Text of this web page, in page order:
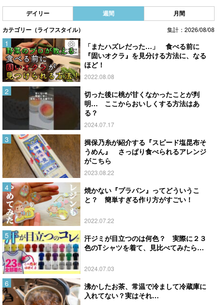
デイリー 週間 月間
カテゴリー（ライフスタイル） 集計：2026/08/08
「またハズレだった…」 食べる前に
『固いオクラ』を見分ける方法に、なる
ほど！
2022.08.08
切った後に桃が甘くなかったことが判
明… ここからおいしくする方法はあ
る？
2024.07.17
揖保乃糸が紹介する『スピード塩昆布そ
うめん』 さっぱり食べられるアレンジ
がこちら
2023.08.22
焼かない『プラバン』ってどういうこ
と？ 簡単すぎる作り方がすごい！
2022.07.22
汗ジミが目立つのは何色？ 実際に２３
色のTシャツを着て、見比べてみたら…
2024.07.03
沸かしたお茶、常温で冷まして冷蔵庫に
入れてない？実はそれ…